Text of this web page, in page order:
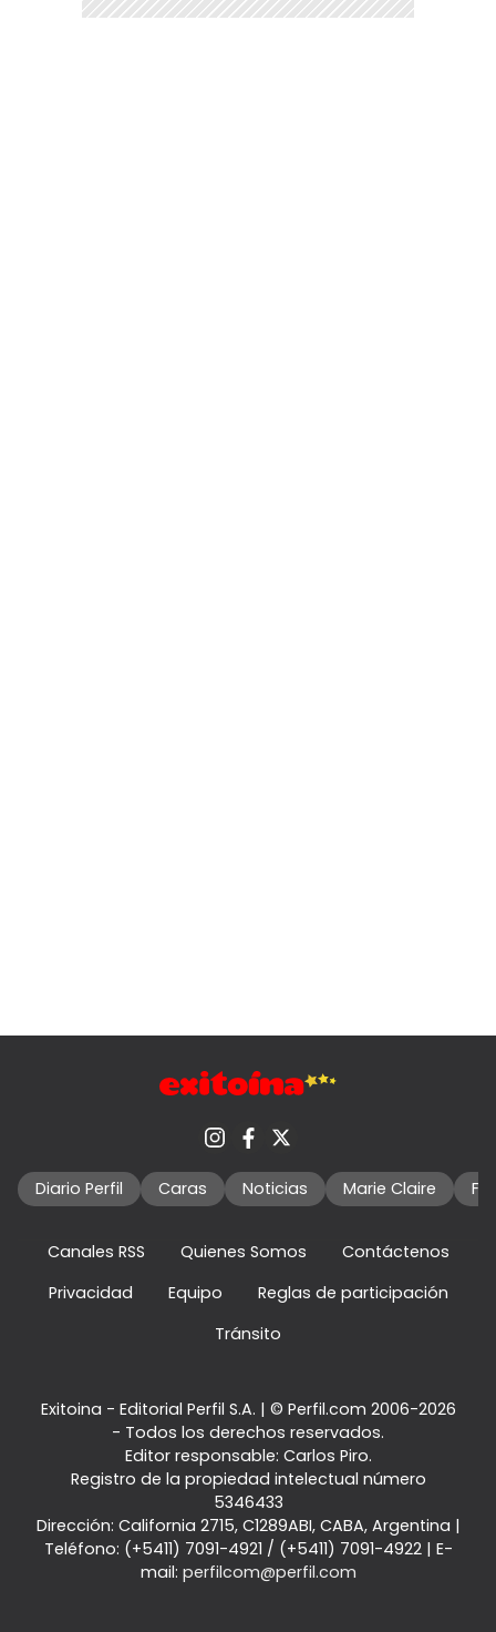
Diario Perfil Caras Noticias Marie Claire
Canales RSS Quienes Somos
Contáctenos
Privacidad
Equipo
Reglas de participación
Tránsito
Exitoina - Editorial Perfil S.A. | © Perfil.com 2006-2026
- Todos los derechos reservados.
Editor responsable: Carlos Piro.
Registro de la propiedad intelectual número
5346433
Dirección: California 2715, C1289ABI, CABA, Argentina |
Teléfono: (+5411) 7091-4921 / (+5411) 7091-4922| E-
mail: perfilcom@perfil.com